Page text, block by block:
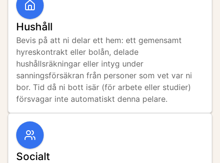
Hushåll
Bevis på att ni delar ett hem: ett gemensamt
hyreskontrakt eller bolån, delade
hushållsräkningar eller intyg under
sanningsförsäkran från personer som vet var ni
bor. Tid då ni bott isär (för arbete eller studier)
försvagar inte automatiskt denna pelare.
Socialt